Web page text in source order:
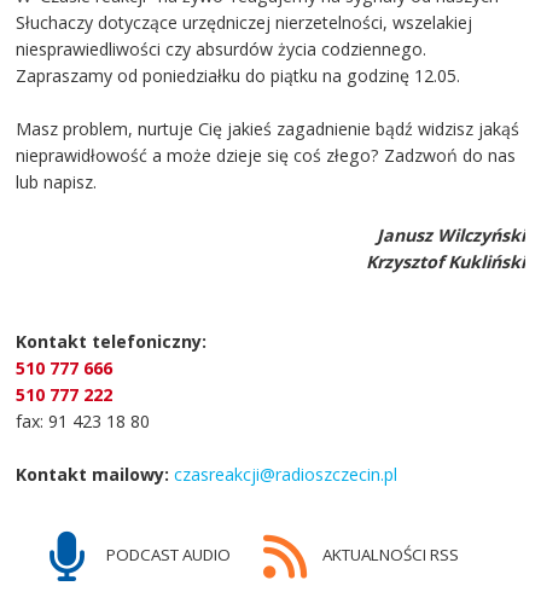
Słuchaczy dotyczące urzędniczej nierzetelności, wszelakiej
niesprawiedliwości czy absurdów życia codziennego.
Zapraszamy od poniedziałku do piątku na godzinę 12.05.
Masz problem, nurtuje Cię jakieś zagadnienie bądź widzisz jakąś
nieprawidłowość a może dzieje się coś złego? Zadzwoń do nas
lub napisz.
Janusz Wilczyński
Krzysztof Kukliński
Kontakt telefoniczny:
510 777 666
510 777 222
fax: 91 423 18 80
Kontakt mailowy: czasreakcji@radioszczecin.pl
PODCAST AUDIO AKTUALNOŚCI RSS